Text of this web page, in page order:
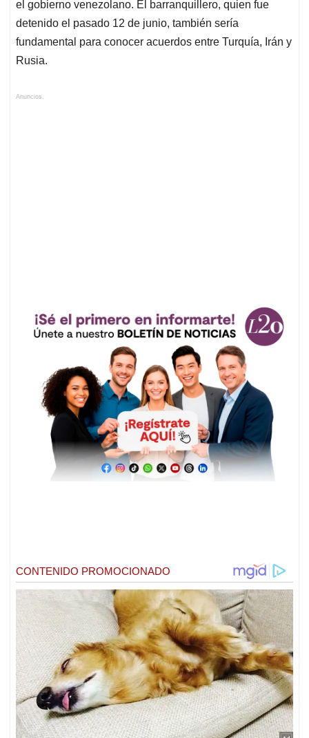
el gobierno venezolano. El barranquillero, quien fue
detenido el pasado 12 de junio, también sería
fundamental para conocer acuerdos entre Turquía, Irán y
Rusia.
Anuncios.